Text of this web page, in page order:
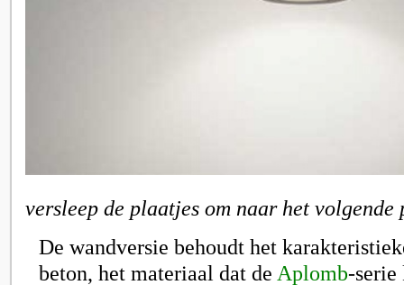
versleep de plaatjes om naar het
De wandversie behoudt het
beton, het materiaal dat de Aplomb-serie